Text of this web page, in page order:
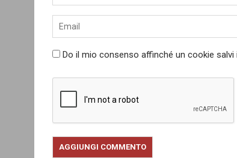
Do il mio consenso affinché un cookie